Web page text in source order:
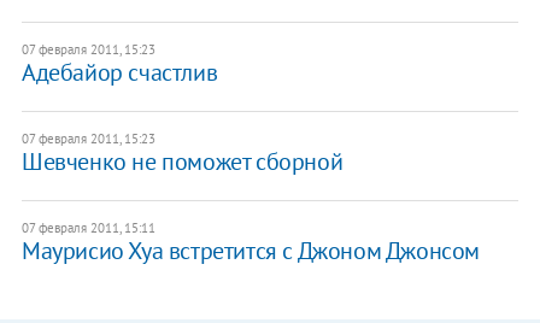
07 февраля 2011, 15:23
Адебайор счастлив
07 февраля 2011, 15:23
Шевченко не поможет сборной
07 февраля 2011, 15:11
Маурисио Хуа встретится с Джоном Джонсом